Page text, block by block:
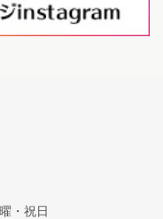
・祝日